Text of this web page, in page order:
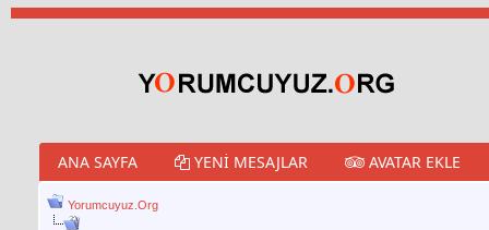
ANA SAYFA YENI MESAJLAR AVATAR EKLE
Yorumcuyuz.Org